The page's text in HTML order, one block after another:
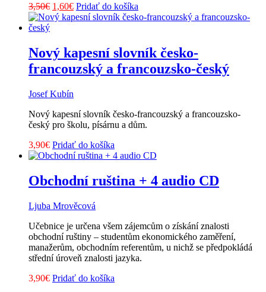
3,50€ Pôvodná
cena
1,60€Aktuálna
cena
Pridať do košíka
Nový kapesní slovník česko-
francouzský a francouzsko-český
Josef Kubín
Nový kapesní slovník česko-francouzský a francouzsko-
český pro školu, písárnu a dům.
3,90€ Pridať do košíka
Obchodní ruština + 4 audio CD
Ljuba Mrověcová
Učebnice je určena všem zájemcům o získání znalosti
obchodní ruštiny – studentům ekonomického zaměření,
manažerům, obchodním referentům, u nichž se předpokládá
střední úroveň znalosti jazyka.
3,90€ Pridať do košíka